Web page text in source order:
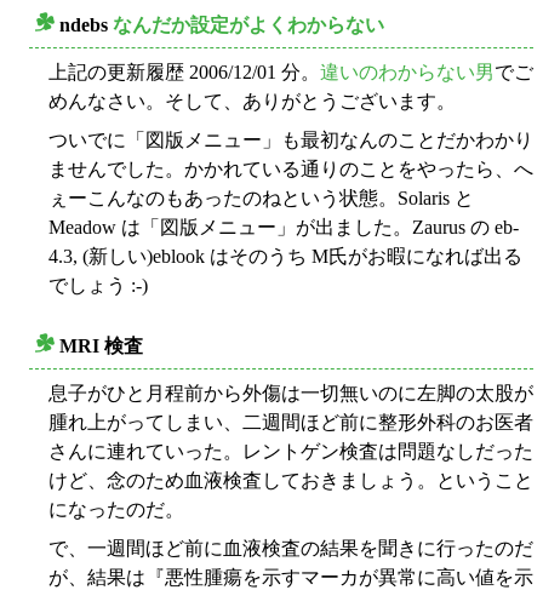
ndebs なんだか設定がよくわからない
上記の更新履歴 2006/12/01 分。 違いのわからない男でご
めんなさい。そして、ありがとうございます。
ついでに「図版メニュー」も最初なんのことだかわかり
ませんでした。かかれている通りのことをやったら、へ
ぇーこんなのもあったのねという状態。Solaris と
Meadow は「図版メニュー」が出ました。Zaurus の eb-
4.3, (新しい)eblook はそのうち M氏がお暇になれば出る
でしょう :-)
MRI 検査
息子がひと月程前から外傷は一切無いのに左脚の太股が
腫れ上がってしまい、二週間ほど前に整形外科のお医者
さんに連れていった。レントゲン検査は問題なしだった
けど、念のため血液検査しておきましょう。ということ
になったのだ。
で、一週間ほど前に血液検査の結果を聞きに行ったのだ
が、結果は『悪性腫瘍を示すマーカが異常に高い値を示